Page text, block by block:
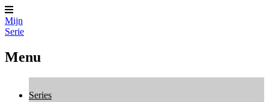
Mijn
Serie
Menu
Series